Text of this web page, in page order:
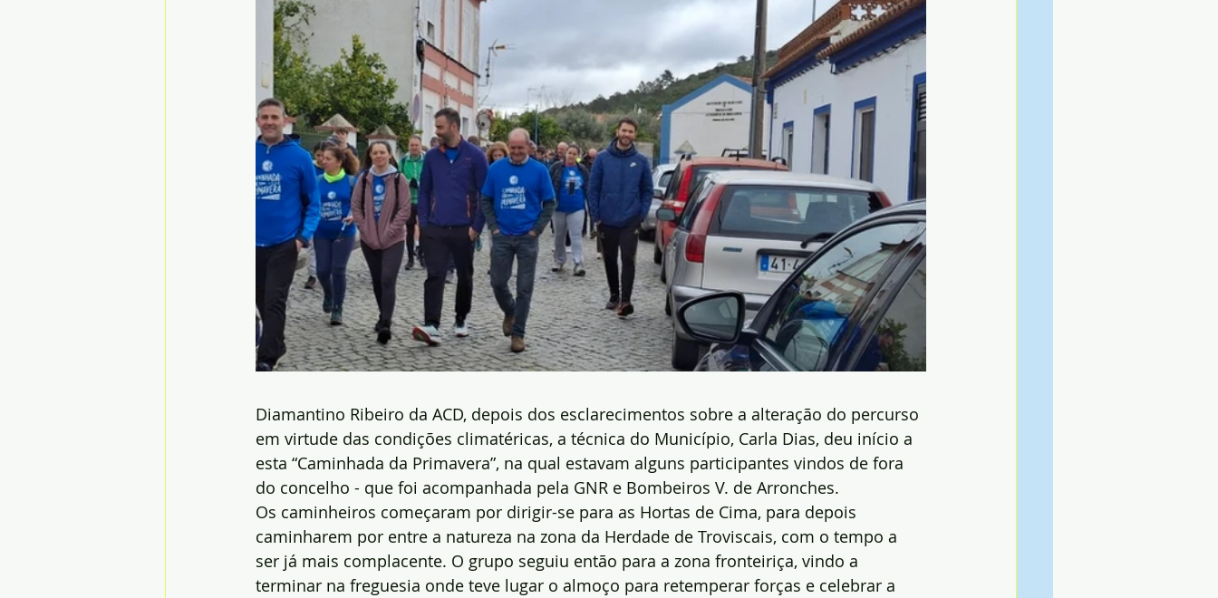
Diamantino Ribeiro da ACD, depois dos esclarecimentos sobre a alteração do percurso
em virtude das condições climatéricas, a técnica do Município, Carla Dias, deu início a
esta “Caminhada da Primavera”, na qual estavam alguns participantes vindos de fora
do concelho - que foi acompanhada pela GNR e Bombeiros V. de Arronches.
Os caminheiros começaram por dirigir-se para as Hortas de Cima, para depois
caminharem por entre a natureza na zona da Herdade de Troviscais, com o tempo a
ser já mais complacente. O grupo seguiu então para a zona fronteiriça, vindo a
terminar na freguesia onde teve lugar o almoço para retemperar forças e celebrar a